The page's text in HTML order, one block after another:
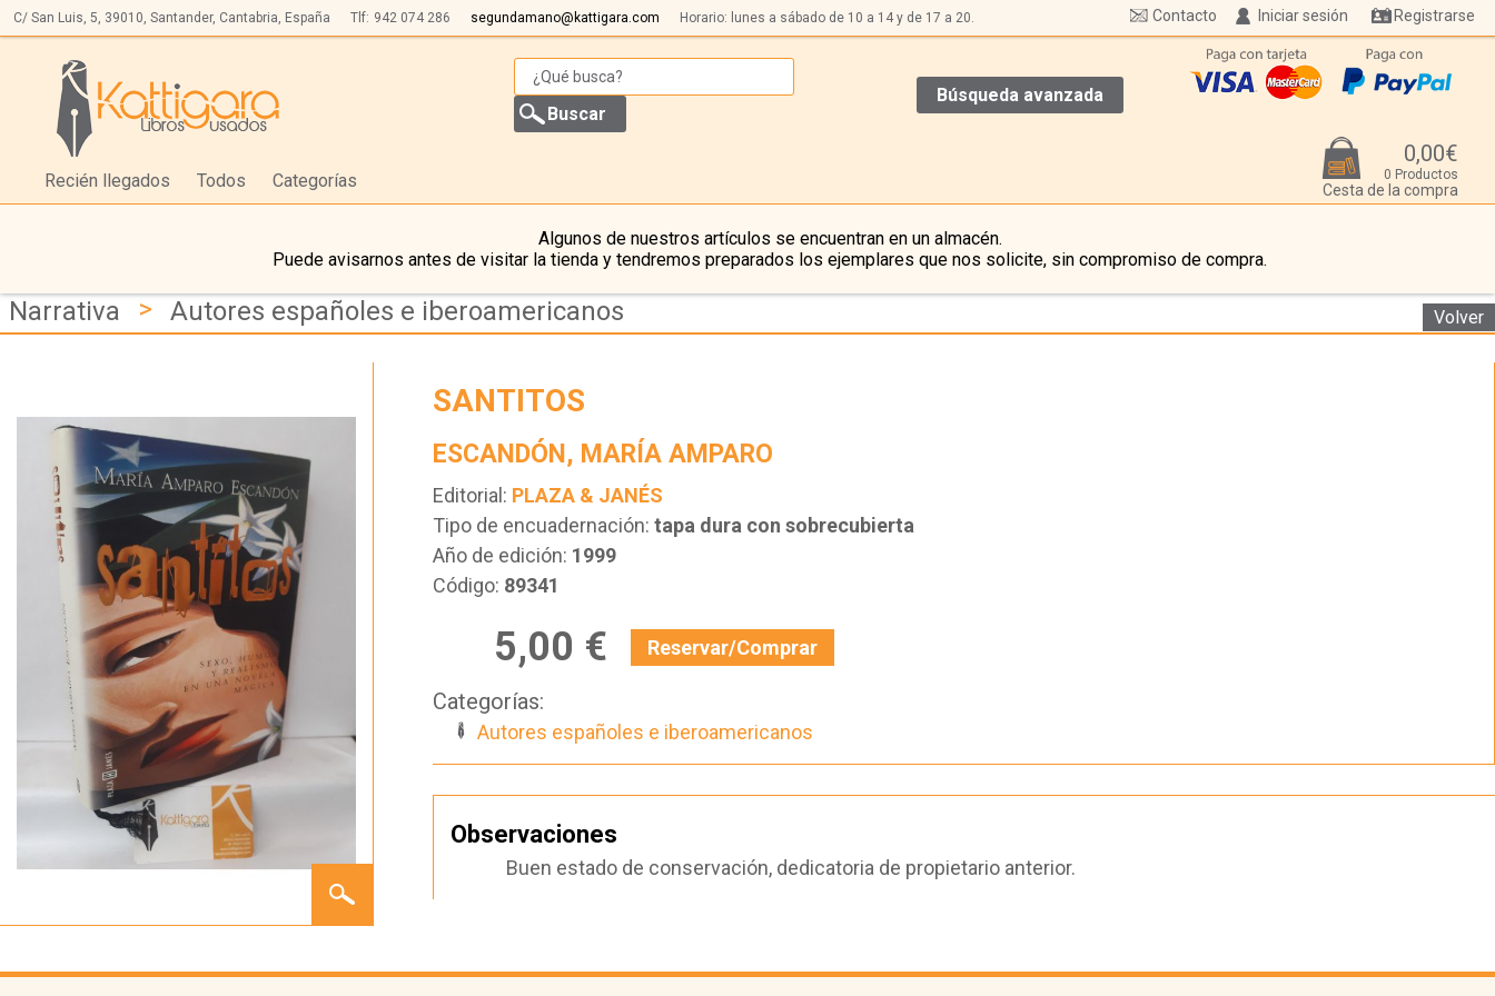
C/ San Luis, 5, 39010, Santander, Cantabria, España Tlf: 942 074 286 segundamano@kattigara.com Horario: lunes a sábado de 10 a 14 y de 17 a 20. Iniciar sesión Registrarse
Contacto
Búsqueda avanzada
Recién llegados Todos Categorías
0,00€
0 Productos
Cesta de la compra
Algunos de nuestros artículos se encuentran en un almacén.
Puede avisarnos antes de visitar la tienda y tendremos preparados los ejemplares que nos solicite, sin compromiso de compra.
Narrativa > Autores españoles e iberoamericanos Volver
SANTITOS
ESCANDÓN, MARÍA AMPARO
Editorial: PLAZA & JANÉS
Tipo de encuadernación: tapa dura con sobrecubierta
Año de edición: 1999
Código: 89341
5,00 € Reservar/Comprar
Categorías:
Autores españoles e iberoamericanos
Observaciones
Buen estado de conservación, dedicatoria de propietario anterior.